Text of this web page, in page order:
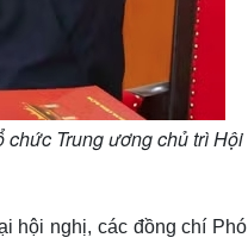
Trung ương chủ trì Hội
hội nghị, các đồng chí Phó